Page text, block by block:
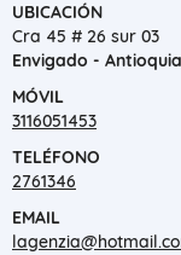
UBICACIÓN
Cra 45 # 26 sur 03
Envigado -
MÓVIL
3116051453
TELÉFONO
2761346
EMAIL